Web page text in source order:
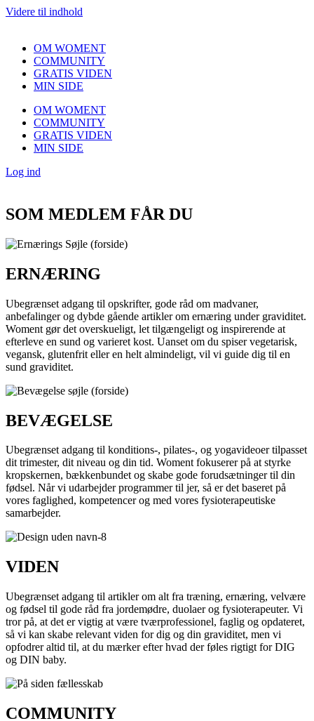
Videre til indhold
OM WOMENT
COMMUNITY
GRATIS VIDEN
MIN SIDE
OM WOMENT
COMMUNITY
GRATIS VIDEN
MIN SIDE
Log ind
SOM MEDLEM FÅR DU
ERNÆRING
Ubegrænset adgang til opskrifter, gode råd om madvaner,
anbefalinger og dybde gående artikler om ernæring under graviditet.
Woment gør det overskueligt, let tilgængeligt og inspirerende at
efterleve en sund og varieret kost. Uanset om du spiser vegetarisk,
vegansk, glutenfrit eller en helt almindeligt, vil vi guide dig til en
sund graviditet.
BEVÆGELSE
Ubegrænset adgang til konditions-, pilates-, og yogavideoer tilpasset
dit trimester, dit niveau og din tid. Woment fokuserer på at styrke
kropskernen, bækkenbundet og skabe gode forudsætninger til din
fødsel. Når vi udarbejder programmer til jer, så er det baseret på
vores faglighed, kompetencer og med vores fysioterapeutiske
samarbejder.
VIDEN
Ubegrænset adgang til artikler om alt fra træning, ernæring, velvære
og fødsel til gode råd fra jordemødre, duolaer og fysioterapeuter. Vi
tror på, at det er vigtig at være tværprofessionel, faglig og opdateret,
så vi kan skabe relevant viden for dig og din graviditet, men vi
opfodrer altid til, at du mærker efter hvad der føles rigtigt for DIG
og DIN baby.
COMMUNITY